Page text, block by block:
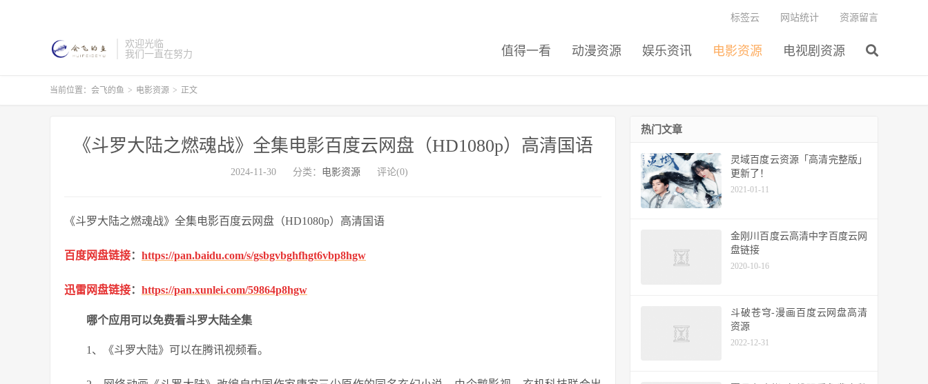
欢迎光临
我们一直在努力
值得一看 动漫资源 娱乐资讯 电影资源 电视剧资源
标签云 网站统计 资源留言
当前位置： 会飞的鱼 > 电影资源 > 正文
《斗罗大陆之燃魂战》全集电影百度云网盘（HD1080p）高清国语
2024-11-30 分类： 电影资源 评论(0)
《斗罗大陆之燃魂战》全集电影百度云网盘（HD1080p）高清国语
百度网盘链接： https://pan.baidu.com/s/gsbgvbghfhgt6vbp8hgw
迅雷网盘链接： https://pan.xunlei.com/59864p8hgw
哪个应用可以免费看斗罗大陆全集
1、《斗罗大陆》可以在腾讯视频看。
热门文章
灵域百度云资源「高清完整版」
更新了！
2021-01-11
金刚川百度云高清中字百度云网
盘链接
2020-10-16
斗破苍穹-漫画百度云网盘高清
资源
2022-12-31